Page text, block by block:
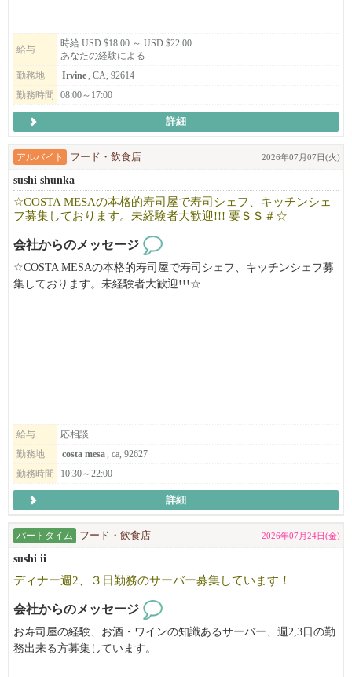
給与
時給 USD $18.00 ～ USD $22.00
あなたの経験による
勤務地
Irvine , CA, 92614
勤務時間
08:00～17:00
詳細
アルバイト フード・飲食店 2026年07月07日(火)
sushi shunka
☆COSTA MESAの本格的寿司屋で寿司シェフ、キッチンシェ
フ募集しております。未経験者大歓迎!!! 要ＳＳ＃☆
会社からのメッセージ
☆COSTA MESAの本格的寿司屋で寿司シェフ、キッチンシェフ募
集しております。未経験者大歓迎!!!☆
給与
応相談
勤務地
costa mesa, ca, 92627
勤務時間
10:30～22:00
詳細
パートタイム フード・飲食店 2026年07月24日(金)
sushi ii
ディナー週2、３日勤務のサーバー募集しています！
会社からのメッセージ
お寿司屋の経験、お酒・ワインの知識あるサーバー、週2,3日の勤
務出来る方募集しています。